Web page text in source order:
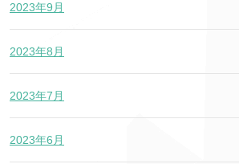
2023年9月
2023年8月
2023年7月
2023年6月